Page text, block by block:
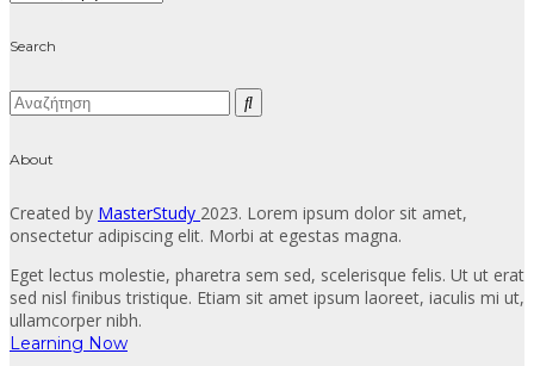
Search
About
Created by MasterStudy 2023. Lorem ipsum dolor sit amet,
onsectetur adipiscing elit. Morbi at egestas magna.
Eget lectus molestie, pharetra sem sed, scelerisque felis. Ut ut erat
sed nisl finibus tristique. Etiam sit amet ipsum laoreet, iaculis mi ut,
ullamcorper nibh.
Learning Now